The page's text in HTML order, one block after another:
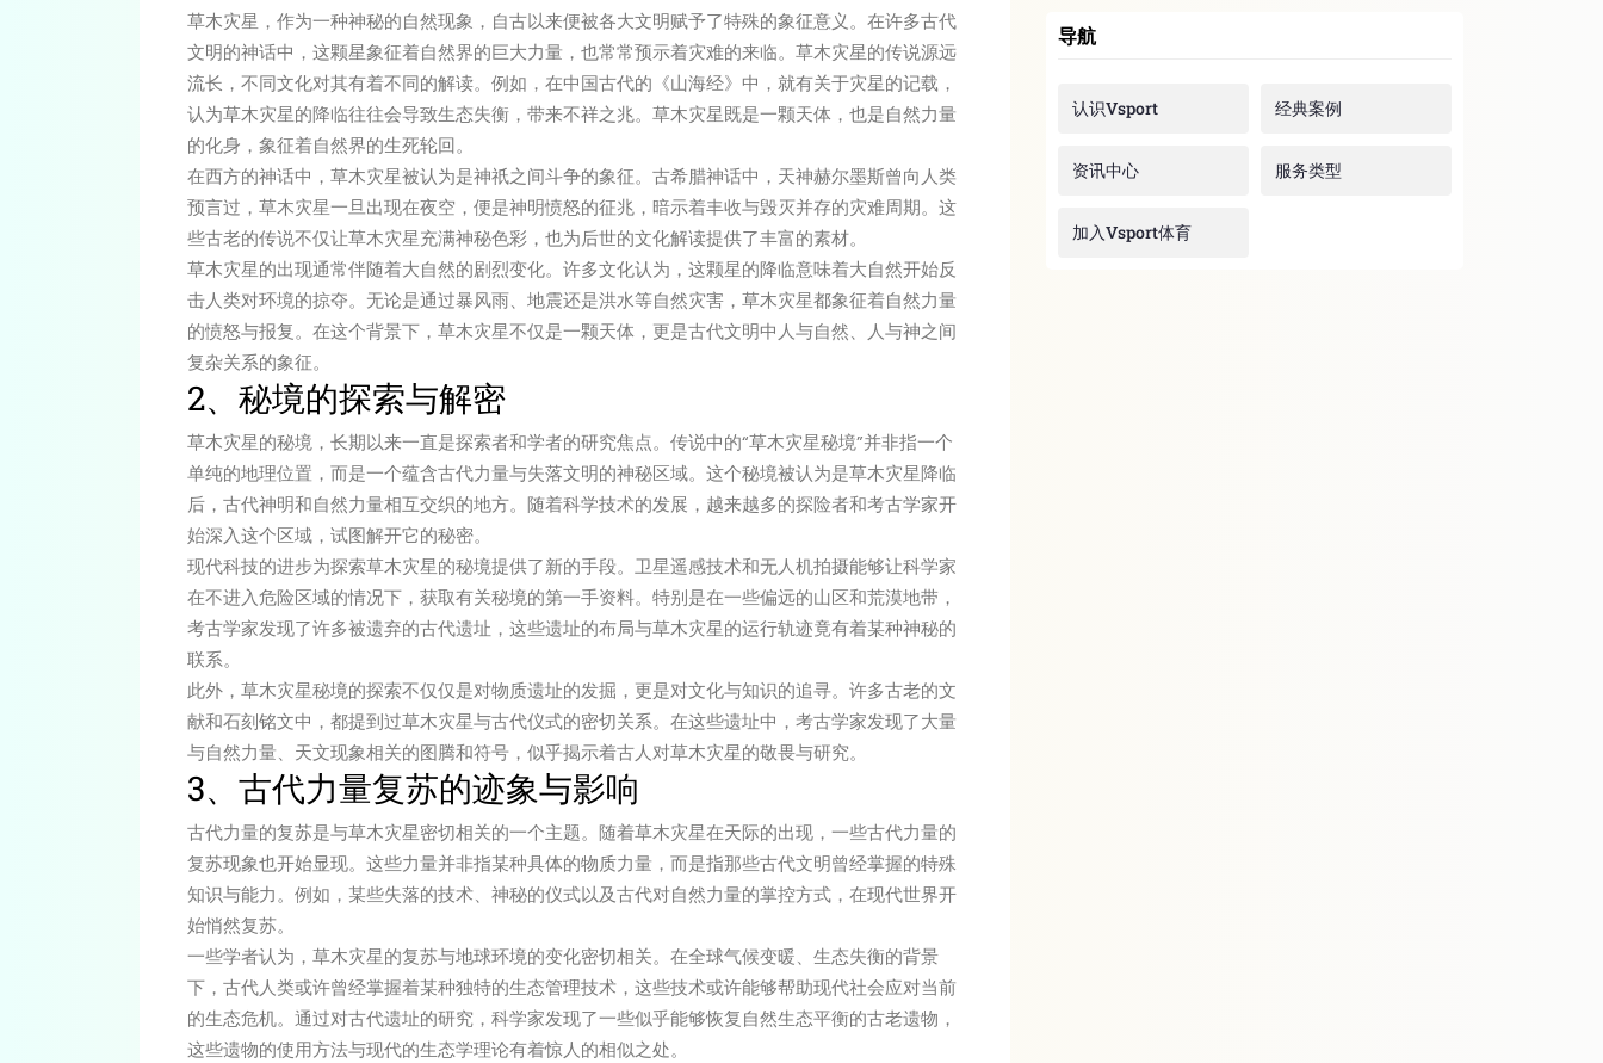
草木灾星，作为一种神秘的自然现象，自古以来便被各大文明赋予了特殊的象征意义。在许多古代
文明的神话中，这颗星象征着自然界的巨大力量，也常常预示着灾难的来临。草木灾星的传说源远
流长，不同文化对其有着不同的解读。例如，在中国古代的《山海经》中，就有关于灾星的记载，
认为草木灾星的降临往往会导致生态失衡，带来不祥之兆。草木灾星既是一颗天体，也是自然力量
的化身，象征着自然界的生死轮回。
在西方的神话中，草木灾星被认为是神祇之间斗争的象征。古希腊神话中，天神赫尔墨斯曾向人类
预言过，草木灾星一旦出现在夜空，便是神明愤怒的征兆，暗示着丰收与毁灭并存的灾难周期。这
些古老的传说不仅让草木灾星充满神秘色彩，也为后世的文化解读提供了丰富的素材。
草木灾星的出现通常伴随着大自然的剧烈变化。许多文化认为，这颗星的降临意味着大自然开始反
击人类对环境的掠夺。无论是通过暴风雨、地震还是洪水等自然灾害，草木灾星都象征着自然力量
的愤怒与报复。在这个背景下，草木灾星不仅是一颗天体，更是古代文明中人与自然、人与神之间
复杂关系的象征。
2、秘境的探索与解密
草木灾星的秘境，长期以来一直是探索者和学者的研究焦点。传说中的“草木灾星秘境”并非指一个
单纯的地理位置，而是一个蕴含古代力量与失落文明的神秘区域。这个秘境被认为是草木灾星降临
后，古代神明和自然力量相互交织的地方。随着科学技术的发展，越来越多的探险者和考古学家开
始深入这个区域，试图解开它的秘密。
现代科技的进步为探索草木灾星的秘境提供了新的手段。卫星遥感技术和无人机拍摄能够让科学家
在不进入危险区域的情况下，获取有关秘境的第一手资料。特别是在一些偏远的山区和荒漠地带，
考古学家发现了许多被遗弃的古代遗址，这些遗址的布局与草木灾星的运行轨迹竟有着某种神秘的
联系。
此外，草木灾星秘境的探索不仅仅是对物质遗址的发掘，更是对文化与知识的追寻。许多古老的文
献和石刻铭文中，都提到过草木灾星与古代仪式的密切关系。在这些遗址中，考古学家发现了大量
与自然力量、天文现象相关的图腾和符号，似乎揭示着古人对草木灾星的敬畏与研究。
3、古代力量复苏的迹象与影响
古代力量的复苏是与草木灾星密切相关的一个主题。随着草木灾星在天际的出现，一些古代力量的
复苏现象也开始显现。这些力量并非指某种具体的物质力量，而是指那些古代文明曾经掌握的特殊
知识与能力。例如，某些失落的技术、神秘的仪式以及古代对自然力量的掌控方式，在现代世界开
始悄然复苏。
一些学者认为，草木灾星的复苏与地球环境的变化密切相关。在全球气候变暖、生态失衡的背景
下，古代人类或许曾经掌握着某种独特的生态管理技术，这些技术或许能够帮助现代社会应对当前
的生态危机。通过对古代遗址的研究，科学家发现了一些似乎能够恢复自然生态平衡的古老遗物，
这些遗物的使用方法与现代的生态学理论有着惊人的相似之处。
导航
认识Vsport 经典案例
资讯中心 服务类型
加入Vsport体育